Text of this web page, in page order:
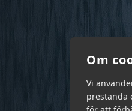
Om
Vi
prestanda